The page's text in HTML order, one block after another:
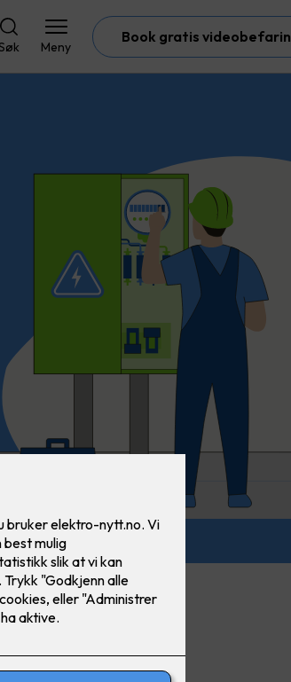
Meny
Book gratis
riktig overspenningsvern